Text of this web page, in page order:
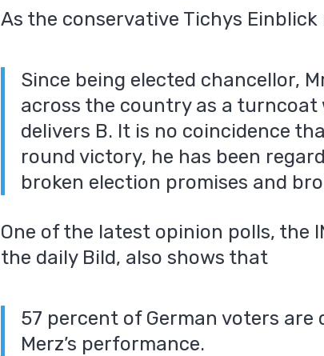
As the conservative Tichys Einblick
Since being elected chancellor,
across the country as a turncoat
delivers B. It is no coincidence
round victory, he has been
broken election promises and
One of the latest opinion polls, the
the daily Bild, also shows that
57 percent of German voters
Merz’s performance.